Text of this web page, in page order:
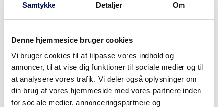
Samtykke Detaljer Om
Denne hjemmeside bruger cookies
Vi bruger cookies til at tilpasse vores indhold og
annoncer, til at vise dig funktioner til sociale medier og til
at analysere vores trafik. Vi deler også oplysninger om
din brug af vores hjemmeside med vores partnere inden
for sociale medier, annonceringspartnere og
MODULSTØRRELSER
HVOR KAN DET KØBES